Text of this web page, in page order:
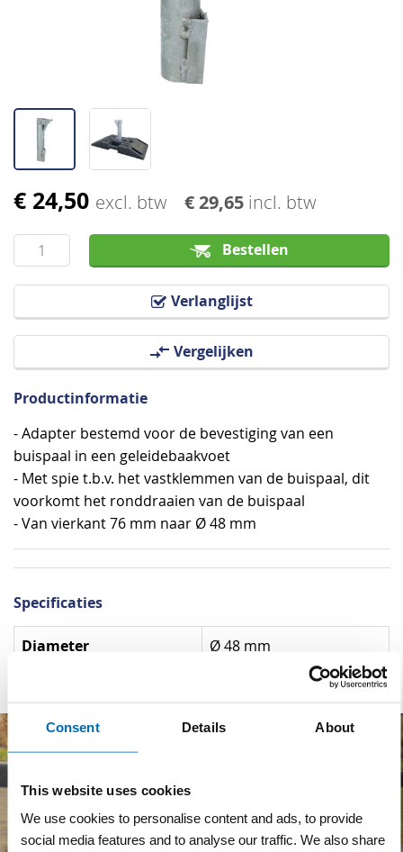
Consent Details About
This website uses cookies
We use cookies to personalise content and ads, to provide
social media features and to analyse our traffic. We also share
€ 24,50 excl. btw € 29,65 incl. btw
Bestellen
Verlanglijst
Vergelijken
Ga
het
begin
van
Productinformatie
- Adapter bestemd voor de bevestiging van een
buispaal in een geleidebaakvoet
- Met spie t.b.v. het vastklemmen van de buispaal, dit
voorkomt het ronddraaien van de buispaal
- Van vierkant 76 mm naar Ø 48 mm
Specificaties
Specificaties
Diameter Ø 48 mm